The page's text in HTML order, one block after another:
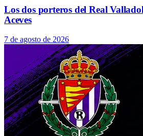
Los dos porteros del Real
Aceves
7 de agosto de 2026